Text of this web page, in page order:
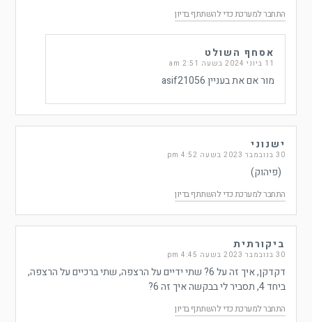
התחבר למערכת כדי להשתתף בדיון
אסחף השולט
11 ביוני 2024 בשעה 2:51 am
מור אם את בעניין asif21056
ישנוני
30 בנובמבר 2023 בשעה 4:52 pm
(פיהוק)
התחבר למערכת כדי להשתתף בדיון
ביקורתית
30 בנובמבר 2023 בשעה 4:45 pm
דקדקן, איך זה על 6? שתי ידיים על הרצפה, שתי ברכיים על הרצפה,
ביחד 4, תסביר לי בבקשה איך זה 6?
התחבר למערכת כדי להשתתף בדיון